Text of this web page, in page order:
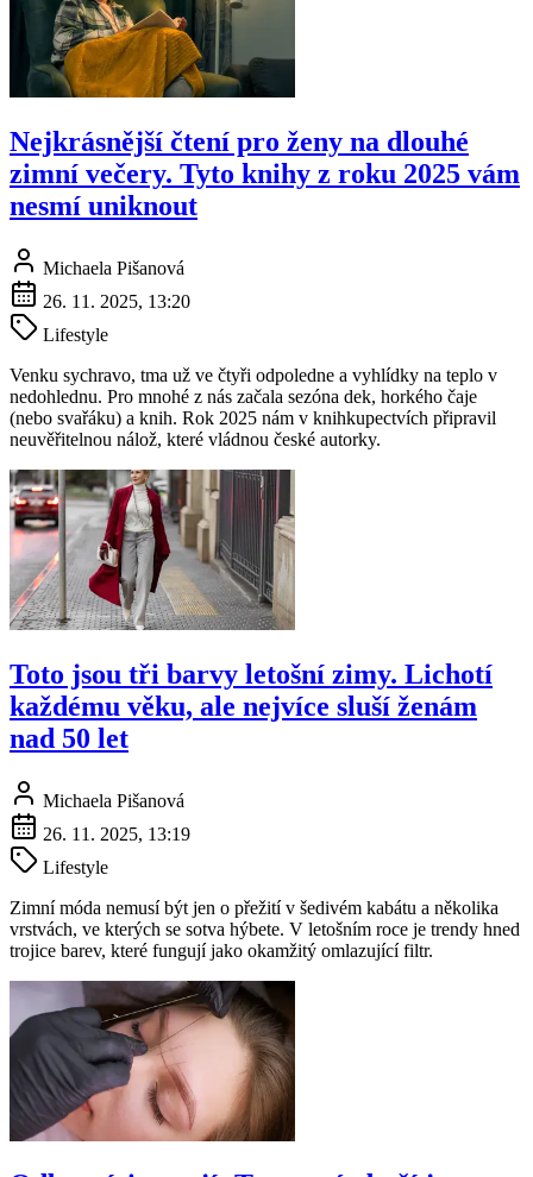
Nejkrásnější čtení pro ženy na dlouhé
zimní večery. Tyto knihy z roku 2025 vám
nesmí uniknout
Michaela Pišanová
26. 11. 2025, 13:20
Lifestyle
Venku sychravo, tma už ve čtyři odpoledne a vyhlídky na teplo v
nedohlednu. Pro mnohé z nás začala sezóna dek, horkého čaje
(nebo svařáku) a knih. Rok 2025 nám v knihkupectvích připravil
neuvěřitelnou nálož, které vládnou české autorky.
Toto jsou tři barvy letošní zimy. Lichotí
každému věku, ale nejvíce sluší ženám
nad 50 let
Michaela Pišanová
26. 11. 2025, 13:19
Lifestyle
Zimní móda nemusí být jen o přežití v šedivém kabátu a několika
vrstvách, ve kterých se sotva hýbete. V letošním roce je trendy hned
trojice barev, které fungují jako okamžitý omlazující filtr.